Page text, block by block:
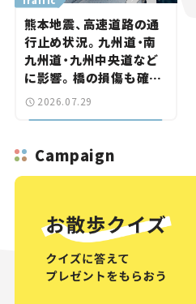
熊本地震、高速道路の通
行止め状況。九州道・南
九州道・九州中央道など
に影響。橋の損傷も確認
【道路のニュース】
2026.07.29
Campaign